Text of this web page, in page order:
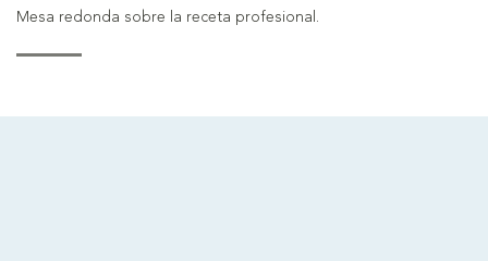
Mesa redonda sobre la receta profesional.